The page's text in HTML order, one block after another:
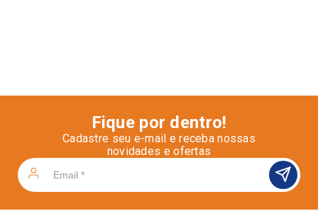
Fique por dentro!
Cadastre seu e-mail e receba nossas
novidades e ofertas